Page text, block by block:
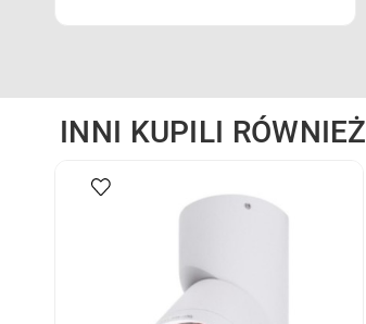
INNI KUPILI RÓWNIEŻ